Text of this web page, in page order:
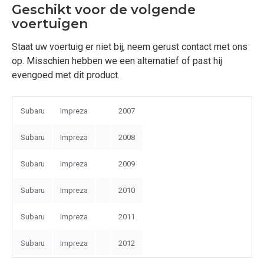
Geschikt voor de volgende
voertuigen
Staat uw voertuig er niet bij, neem gerust contact met ons
op. Misschien hebben we een alternatief of past hij
evengoed met dit product.
Subaru Impreza 2007
Subaru Impreza 2008
Subaru Impreza 2009
Subaru Impreza 2010
Subaru Impreza 2011
Subaru Impreza 2012